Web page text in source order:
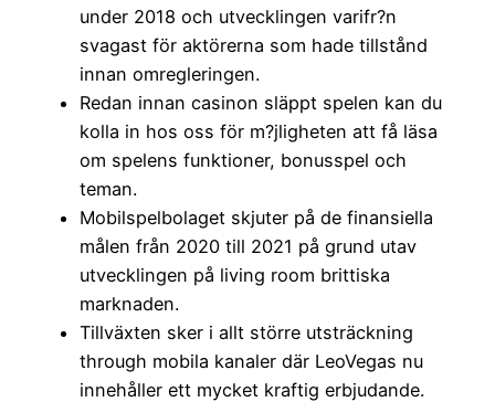
under 2018 och utvecklingen varifr?n
svagast för aktörerna som hade tillstånd
innan omregleringen.
Redan innan casinon släppt spelen kan du
kolla in hos oss för m?jligheten att få läsa
om spelens funktioner, bonusspel och
teman.
Mobilspelbolaget skjuter på de finansiella
målen från 2020 till 2021 på grund utav
utvecklingen på living room brittiska
marknaden.
Tillväxten sker i allt större utsträckning
through mobila kanaler där LeoVegas nu
innehåller ett mycket kraftig erbjudande.